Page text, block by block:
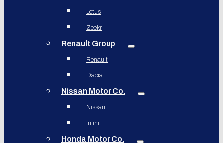
Lotus
Zeekr
Renault Group
Renault
Dacia
Nissan Motor Co.
Nissan
Infiniti
Honda Motor Co.